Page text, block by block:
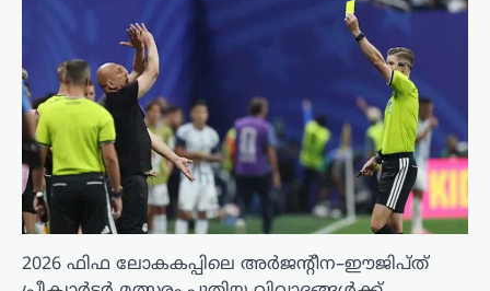
2026 ഫിഫ ലോകകപ്പിലെ അർജന്റീന–ഈജിപ്ത്